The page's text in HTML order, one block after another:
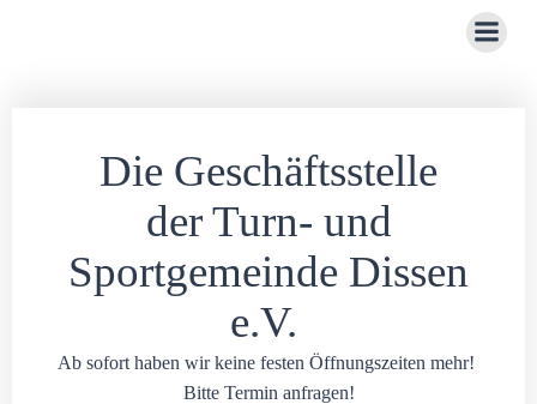
Die Geschäftsstelle
der Turn- und
Sportgemeinde Dissen
e.V.
Ab sofort haben wir keine festen Öffnungszeiten mehr!
Bitte Termin anfragen!